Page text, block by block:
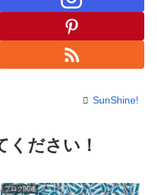
SunShine!
ください！
ブログ関連